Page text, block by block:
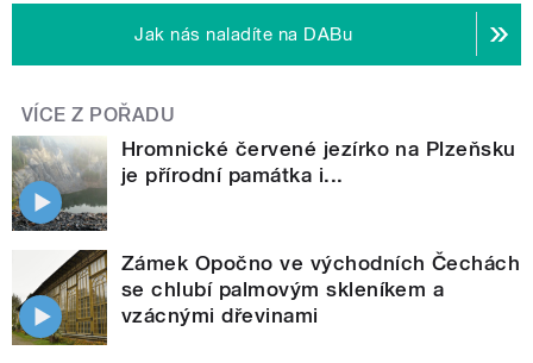
Jak nás naladíte na DABu
VÍCE Z POŘADU
Hromnické červené jezírko na Plzeňsku
je přírodní památka i...
Zámek Opočno ve východních Čechách
se chlubí palmovým skleníkem a
vzácnými dřevinami